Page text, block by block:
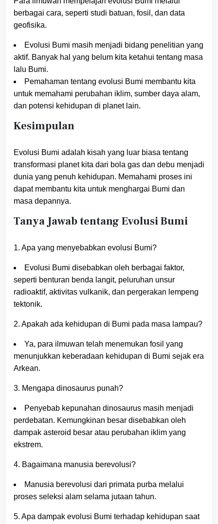
berbagai cara, seperti studi batuan, fosil, dan data
geofisika.
Evolusi Bumi masih menjadi bidang penelitian yang
aktif. Banyak hal yang belum kita ketahui tentang masa
lalu Bumi.
Pemahaman tentang evolusi Bumi membantu kita
untuk memahami perubahan iklim, sumber daya alam,
dan potensi kehidupan di planet lain.
Kesimpulan
Evolusi Bumi adalah kisah yang luar biasa tentang
transformasi planet kita dari bola gas dan debu menjadi
dunia yang penuh kehidupan. Memahami proses ini
dapat membantu kita untuk menghargai Bumi dan
masa depannya.
Tanya Jawab tentang Evolusi Bumi
1. Apa yang menyebabkan evolusi Bumi?
Evolusi Bumi disebabkan oleh berbagai faktor,
seperti benturan benda langit, peluruhan unsur
radioaktif, aktivitas vulkanik, dan pergerakan lempeng
tektonik.
2. Apakah ada kehidupan di Bumi pada masa lampau?
Ya, para ilmuwan telah menemukan fosil yang
menunjukkan keberadaan kehidupan di Bumi sejak era
Arkean.
3. Mengapa dinosaurus punah?
Penyebab kepunahan dinosaurus masih menjadi
perdebatan. Kemungkinan besar disebabkan oleh
dampak asteroid besar atau perubahan iklim yang
ekstrem.
4. Bagaimana manusia berevolusi?
Manusia berevolusi dari primata purba melalui
proses seleksi alam selama jutaan tahun.
5. Apa dampak evolusi Bumi terhadap kehidupan saat